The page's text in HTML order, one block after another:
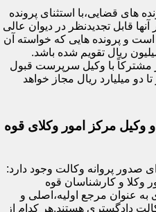
های قضایی،با استثنای پرونده
قابل تجدیدنظر در دیوان عالی
و پرونده هایی که خواسته آن
ریال تقویم شده باشد.
مشترکاً با وکیل سرپرست قبول
دو میلیارد ریال مجاز خواهد
وکیل مرکز امور وکلای قوه
صدور پروانه وکالت وجود دارد:
وکلا و کارشناسان قوه
به عنوان مرجع اولیه،اصلی و
دادگستری هستند.هر کدام از